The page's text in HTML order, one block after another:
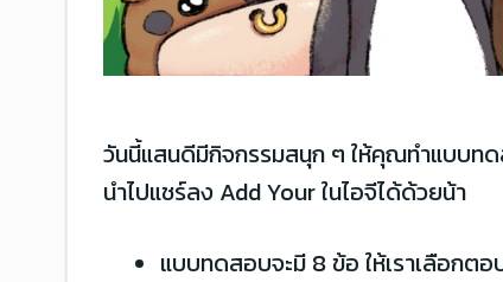
วันนี้แสนดีมีกิจกรรมสนุก ๆ ให้คุณทำแบบท
นำไปแชร์ลง Add Your ในไอจีได้ด้วยน้า
แบบทดสอบจะมี 8 ข้อ ให้เราเลือกตอ